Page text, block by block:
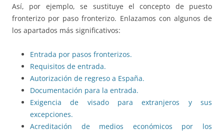
Así, por ejemplo, se sustituye el concepto de puesto
fronterizo por paso fronterizo. Enlazamos con algunos de
los apartados más significativos:
Entrada por pasos fronterizos.
Requisitos de entrada.
Autorización de regreso a España.
Documentación para la entrada.
Exigencia de visado para extranjeros y sus
excepciones.
Acreditación de medios económicos por los